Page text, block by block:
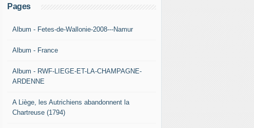
Pages
Album - Fetes-de-Wallonie-2008---Namur
Album - France
Album - RWF-LIEGE-ET-LA-CHAMPAGNE-
ARDENNE
A Liège, les Autrichiens abandonnent la
Chartreuse (1794)